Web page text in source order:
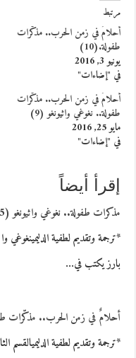
مرتبط
أحلامٌ في زمن الحرب.. مذكّرات
طفولة.(10)
يونيو 3, 2016
في "إضاءات"
أحلامٌ في زمن الحرب.. مذكّرات
طفولة.. نغوغي واثيونغو (9)
مايو 25, 2016
في "إضاءات"
إقرأ أيضاً
مذكرات طفولة.. نغوغي واثيونغو (5)
بارز يكتب في…
أحلامٌ في زمن الحرب.. مذكّرات
*ترجمة وتقديم لطفية